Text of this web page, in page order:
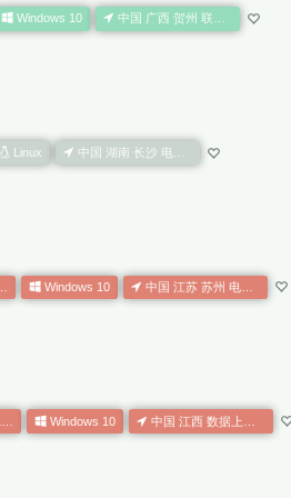
Windows 10 中国 广西 贺州 联通 CN AS
Linux 中国 湖南 长沙 电信 CN AS
Windows 10 中国 江苏 苏州 电信 CN AS
Windows 10 中国 江西 数据上网公共出口 移动 CN AS